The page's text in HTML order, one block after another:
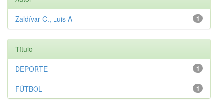
1
Zaldívar C., Luis A.
Título
1
DEPORTE
1
FÚTBOL